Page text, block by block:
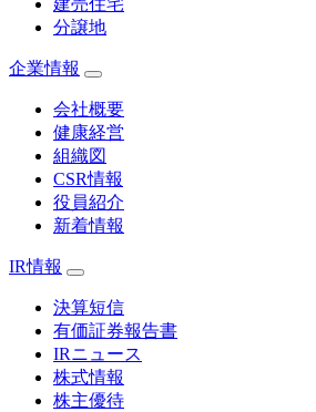
分譲地
企業情報
会社概要
健康経営
組織図
CSR情報
役員紹介
新着情報
IR情報
決算短信
有価証券報告書
IRニュース
株式情報
株主優待